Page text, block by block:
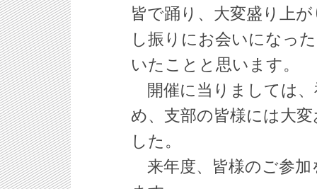
皆で踊り、大変盛り上
し振りにお会いになっ
いたことと思います。
開催に当りましては、
め、支部の皆様には大
した。
来年度、皆様のご参加